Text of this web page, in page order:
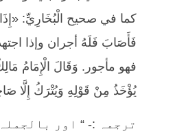
كما في صحيح الْبُخَارِيِّ: «إِذَا
فَأَصَابَ فَلَهُ أجران وإذا
فهو مأجور. وَقَالَ الْإِمَامُ
يُؤْخَذُ مِنْ قَوْلِهِ وَيُتْرَكُ إِلَّا
ترجمہ :- “ اور